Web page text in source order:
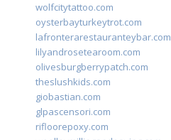
wolfcitytattoo.com
oysterbayturkeytrot.com
lafronterarestauranteybar.com
lilyandrosetearoom.com
olivesburgberrypatch.com
theslushkids.com
giobastian.com
glpascensori.com
rifloorepoxy.com